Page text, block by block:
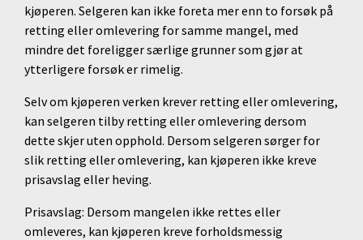
kjøperen. Selgeren kan ikke foreta mer enn to forsøk på
retting eller omlevering for samme mangel, med
mindre det foreligger særlige grunner som gjør at
ytterligere forsøk er rimelig.
Selv om kjøperen verken krever retting eller omlevering,
kan selgeren tilby retting eller omlevering dersom
dette skjer uten opphold. Dersom selgeren sørger for
slik retting eller omlevering, kan kjøperen ikke kreve
prisavslag eller heving.
Prisavslag: Dersom mangelen ikke rettes eller
omleveres, kan kjøperen kreve forholdsmessig